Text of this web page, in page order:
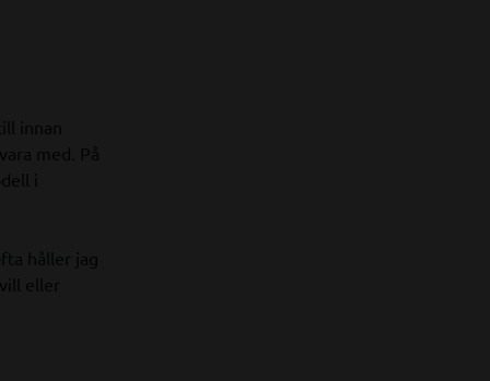
innan
med. På
i
håller jag
eller